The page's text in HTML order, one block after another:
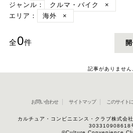
ジャンル：
クルマ・バイク
×
エリア：
海外 ×
全0件
記事がありません
お問い合わせ サイトマップ このサイト
カルチュア・コンビニエンス・クラブ株式
303310908618